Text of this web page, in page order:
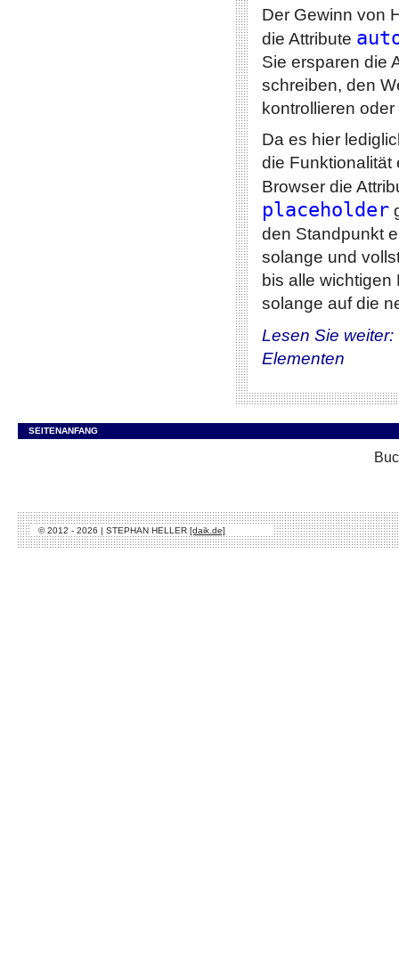
Der Gewinn von
die Attribute
Sie ersparen die
schreiben, den
kontrollieren
Da es hier
die Funktionalität
Browser die
placeholder
den Standpunkt
solange und
bis alle
solange auf die
Lesen Sie weiter:
Elementen
SEITENANFANG
© 2012 - 2026 | STEPHAN HELLER[daik.de]